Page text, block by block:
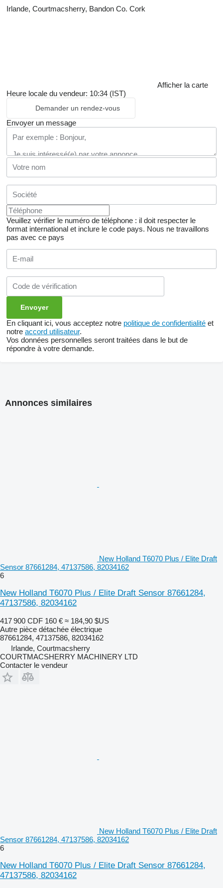
Irlande, Courtmacsherry, Bandon Co. Cork
Afficher la carte
Heure locale du vendeur: 10:34 (IST)
Demander un rendez-vous
Envoyer un message
Veuillez vérifier le numéro de téléphone : il doit respecter le
format international et inclure le code pays. Nous ne travaillons
pas avec ce pays
En cliquant ici, vous acceptez notre politique de confidentialité et
notre accord utilisateur.
Vos données personnelles seront traitées dans le but de
répondre à votre demande.
Annonces similaires
New Holland T6070 Plus / Elite Draft
Sensor 87661284, 47137586, 82034162
6
New Holland T6070 Plus / Elite Draft Sensor 87661284,
47137586, 82034162
417 900 CDF 160 € ≈ 184,90 $US
Autre pièce détachée électrique
87661284, 47137586, 82034162
Irlande, Courtmacsherry
COURTMACSHERRY MACHINERY LTD
Contacter le vendeur
New Holland T6070 Plus / Elite Draft
Sensor 87661284, 47137586, 82034162
6
New Holland T6070 Plus / Elite Draft Sensor 87661284,
47137586, 82034162